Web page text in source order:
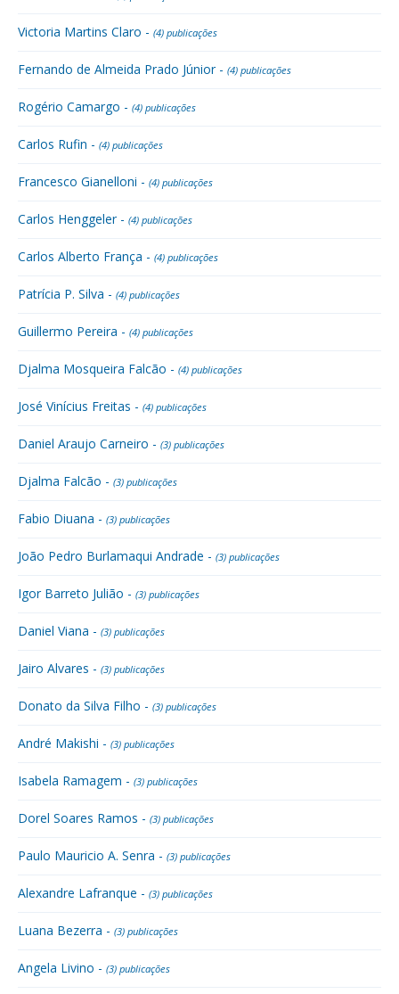
Victoria Martins Claro - (4) publicações
Fernando de Almeida Prado Júnior - (4) publicações
Rogério Camargo - (4) publicações
Carlos Rufin - (4) publicações
Francesco Gianelloni - (4) publicações
Carlos Henggeler - (4) publicações
Carlos Alberto França - (4) publicações
Patrícia P. Silva - (4) publicações
Guillermo Pereira - (4) publicações
Djalma Mosqueira Falcão - (4) publicações
José Vinícius Freitas - (4) publicações
Daniel Araujo Carneiro - (3) publicações
Djalma Falcão - (3) publicações
Fabio Diuana - (3) publicações
João Pedro Burlamaqui Andrade - (3) publicações
Igor Barreto Julião - (3) publicações
Daniel Viana - (3) publicações
Jairo Alvares - (3) publicações
Donato da Silva Filho - (3) publicações
André Makishi - (3) publicações
Isabela Ramagem - (3) publicações
Dorel Soares Ramos - (3) publicações
Paulo Mauricio A. Senra - (3) publicações
Alexandre Lafranque - (3) publicações
Luana Bezerra - (3) publicações
Angela Livino - (3) publicações